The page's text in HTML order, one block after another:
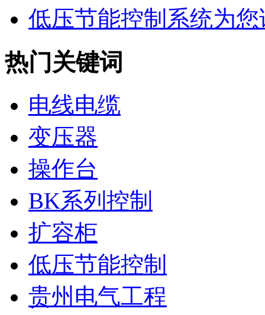
低压节能控制系统为您
热门关键词
电线电缆
变压器
操作台
BK系列控制
扩容柜
低压节能控制
贵州电气工程